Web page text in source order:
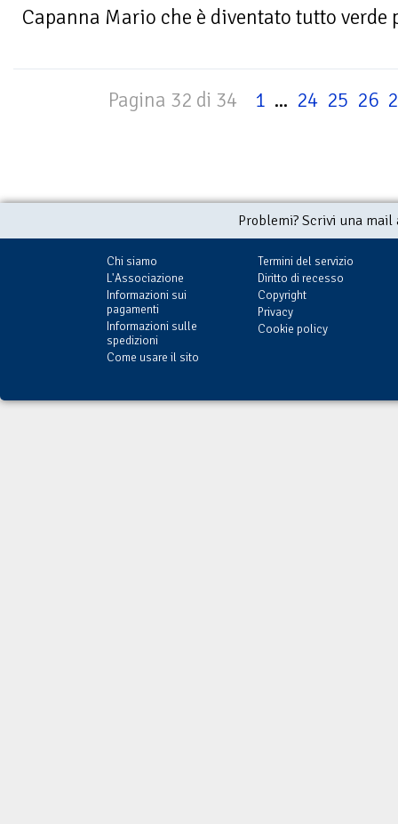
Capanna Mario che è diventato tutto verde
Pagina 32 di 34 1 ... 24 25 26
Problemi? Scrivi una
Chi siamo
L'Associazione
Informazioni sui
pagamenti
Informazioni sulle
spedizioni
Come usare il sito
Termini del servizio
Diritto di recesso
Copyright
Privacy
Cookie policy